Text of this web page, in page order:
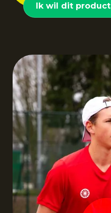
Ik wil dit product